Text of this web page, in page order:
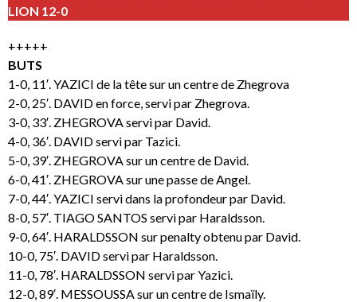
LION 12-0
+++++
BUTS
1-0, 11′. YAZICI de la tête sur un centre de Zhegrova
2-0, 25′. DAVID en force, servi par Zhegrova.
3-0, 33′. ZHEGROVA servi par David.
4-0, 36′. DAVID servi par Tazici.
5-0, 39′. ZHEGROVA sur un centre de David.
6-0, 41′. ZHEGROVA sur une passe de Angel.
7-0, 44′. YAZICI servi dans la profondeur par David.
8-0, 57′. TIAGO SANTOS servi par Haraldsson.
9-0, 64′. HARALDSSON sur penalty obtenu par David.
10-0, 75′. DAVID servi par Haraldsson.
11-0, 78′. HARALDSSON servi par Yazici.
12-0, 89′. MESSOUSSA sur un centre de Ismaïly.